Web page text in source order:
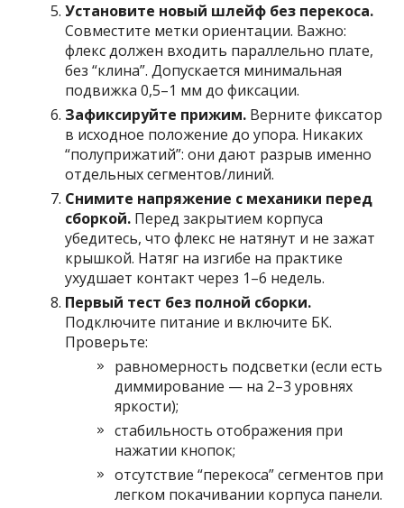
Установите новый шлейф без перекоса.
Совместите метки ориентации. Важно:
флекс должен входить параллельно плате,
без “клина”. Допускается минимальная
подвижка 0,5–1 мм до фиксации.
Зафиксируйте прижим. Верните фиксатор
в исходное положение до упора. Никаких
“полуприжатий”: они дают разрыв именно
отдельных сегментов/линий.
Снимите напряжение с механики перед
сборкой. Перед закрытием корпуса
убедитесь, что флекс не натянут и не зажат
крышкой. Натяг на изгибе на практике
ухудшает контакт через 1–6 недель.
Первый тест без полной сборки.
Подключите питание и включите БК.
Проверьте:
равномерность подсветки (если есть
диммирование — на 2–3 уровнях
яркости);
стабильность отображения при
нажатии кнопок;
отсутствие “перекоса” сегментов при
легком покачивании корпуса панели.